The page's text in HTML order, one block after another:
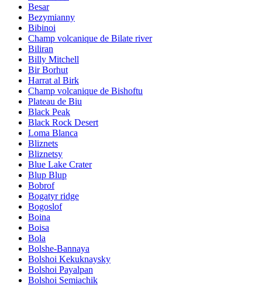
Besar
Bezymianny
Bibinoi
Champ volcanique de Bilate river
Biliran
Billy Mitchell
Bir Borhut
Harrat al Birk
Champ volcanique de Bishoftu
Plateau de Biu
Black Peak
Black Rock Desert
Loma Blanca
Bliznets
Bliznetsy
Blue Lake Crater
Blup Blup
Bobrof
Bogatyr ridge
Bogoslof
Boina
Boisa
Bola
Bolshe-Bannaya
Bolshoi Kekuknaysky
Bolshoi Payalpan
Bolshoi Semiachik